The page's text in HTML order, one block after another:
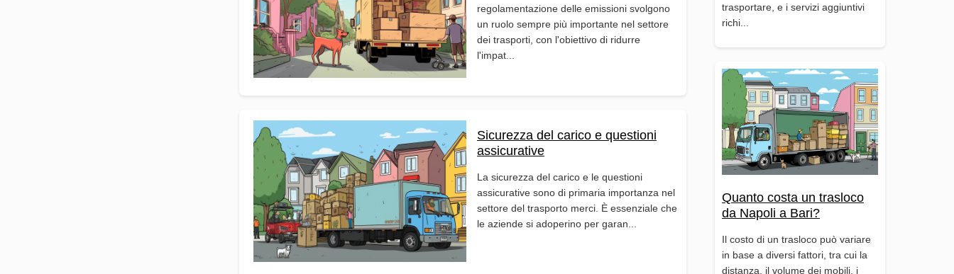
trasportare, e i servizi aggiuntivi
richi...
Quanto costa un trasloco
da Napoli a Bari?
Il costo di un trasloco può variare
in base a diversi fattori, tra cui la
distanza, il volume dei mobili, i
regolamentazione delle emissioni svolgono
un ruolo sempre più importante nel settore
dei trasporti, con l'obiettivo di ridurre
l'impat...
Sicurezza del carico e questioni
assicurative
La sicurezza del carico e le questioni
assicurative sono di primaria importanza nel
settore del trasporto merci. È essenziale che
le aziende si adoperino per garan...